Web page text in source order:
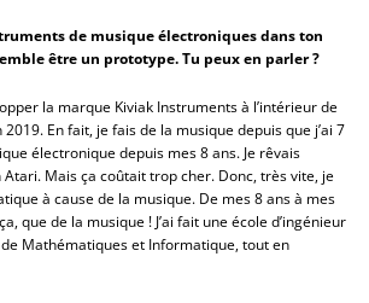
de musique électroniques dans ton
être un prototype. Tu peux en parler ?
la marque Kiviak Instruments à l’intérieur de
En fait, je fais de la musique depuis que j’ai 7
électronique depuis mes 8 ans. Je rêvais
Atari. Mais ça coûtait trop cher. Donc, très vite, je
à cause de la musique. De mes 8 ans à mes
que de la musique ! J’ai fait une école d’ingénieur
Mathématiques et Informatique, tout en